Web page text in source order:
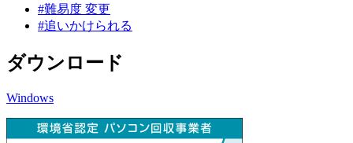
#難易度 変更
#追いかけられる
ダウンロード
Windows